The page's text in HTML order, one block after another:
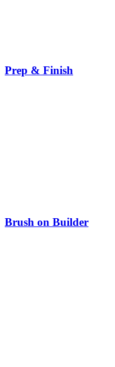
Prep & Finish
Brush on Builder